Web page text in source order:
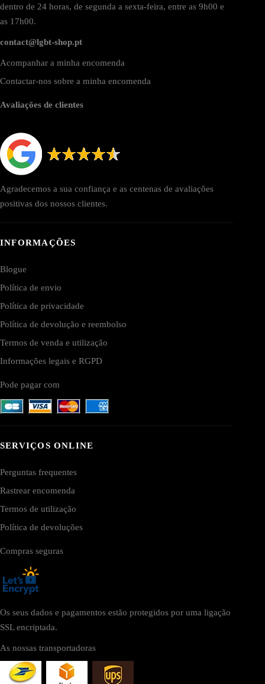
dentro de 24 horas, de segunda a sexta-feira, entre as 9h00 e
as 17h00.
contact@lgbt-shop.pt
Acompanhar a minha encomenda
Contactar-nos sobre a minha encomenda
Avaliações de clientes
Agradecemos a sua confiança e as centenas de avaliações
positivas dos nossos clientes.
INFORMAÇÕES
Blogue
Política de envio
Política de privacidade
Política de devolução e reembolso
Termos de venda e utilização
Informações legais e RGPD
Pode pagar com
SERVIÇOS ONLINE
Perguntas frequentes
Rastrear encomenda
Termos de utilização
Política de devoluções
Compras seguras
Os seus dados e pagamentos estão protegidos por uma ligação
SSL encriptada.
As nossas transportadoras